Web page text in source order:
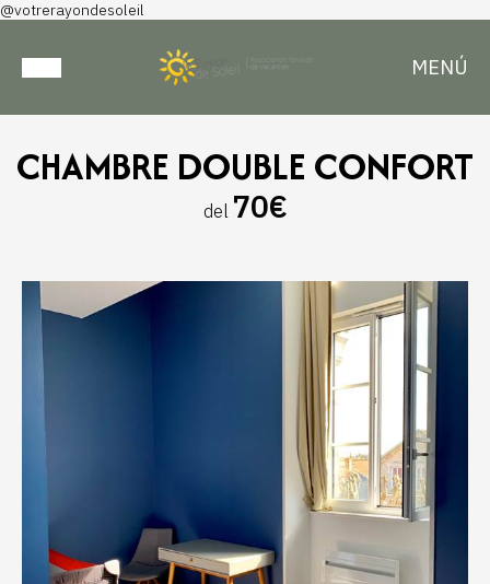
@votrerayondesoleil
MENÚ
CHAMBRE DOUBLE CONFORT
del 70€